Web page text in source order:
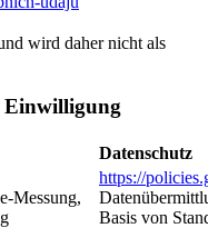
wird daher nicht als
Einwilligung
Datenschutz
https://
Basis von